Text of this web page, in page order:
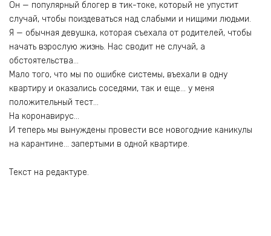
Он — популярный блогер в тик-токе, который не упустит
случай, чтобы поиздеваться над слабыми и нищими людьми.
Я — обычная девушка, которая съехала от родителей, чтобы
начать взрослую жизнь. Нас сводит не случай, а
обстоятельства…
Мало того, что мы по ошибке системы, въехали в одну
квартиру и оказались соседями, так и еще… у меня
положительный тест…
На коронавирус…
И теперь мы вынуждены провести все новогодние каникулы
на карантине… запертыми в одной квартире.
Текст на редактуре.